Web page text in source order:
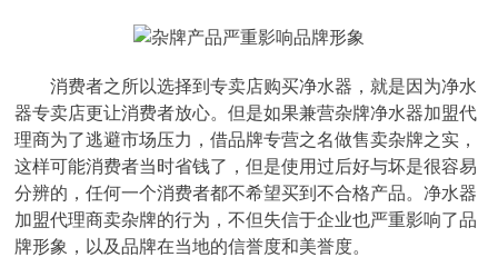
消费者之所以选择到专卖店购买净水器，就是因为净水
器专卖店更让消费者放心。但是如果兼营杂牌净水器加盟代
理商为了逃避市场压力，借品牌专营之名做售卖杂牌之实，
这样可能消费者当时省钱了，但是使用过后好与坏是很容易
分辨的，任何一个消费者都不希望买到不合格产品。净水器
加盟代理商卖杂牌的行为，不但失信于企业也严重影响了品
牌形象，以及品牌在当地的信誉度和美誉度。